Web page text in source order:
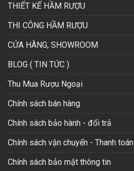
THIẾT KẾ HẦM RƯỢU
THI CÔNG HẦM RƯỢU
CỬA HÀNG, SHOWROOM
BLOG ( TIN TỨC )
Thu Mua Rượu Ngoại
Chính sách bán hàng
Chính sách bảo hành - đổi trả
Chính sách vận chuyển - Thanh toán
Chính sách bảo mật thông tin